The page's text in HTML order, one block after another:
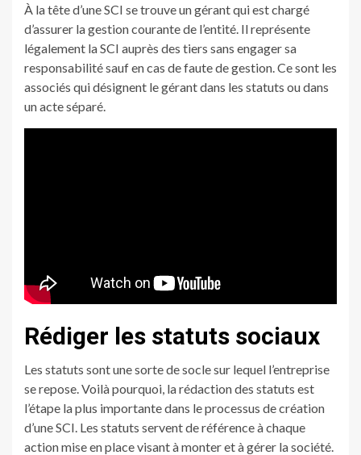
À la tête d’une SCI se trouve un gérant qui est chargé
d’assurer la gestion courante de l’entité. Il représente
légalement la SCI auprès des tiers sans engager sa
responsabilité sauf en cas de faute de gestion. Ce sont les
associés qui désignent le gérant dans les statuts ou dans
un acte séparé.
Rédiger les statuts sociaux
Les statuts sont une sorte de socle sur lequel l’entreprise
se repose. Voilà pourquoi, la rédaction des statuts est
l’étape la plus importante dans le processus de création
d’une SCI. Les statuts servent de référence à chaque
action mise en place visant à monter et à gérer la société.